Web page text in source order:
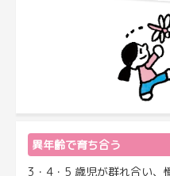
異年齢で育ち合う
3・4・5 歳児が群れ合い、